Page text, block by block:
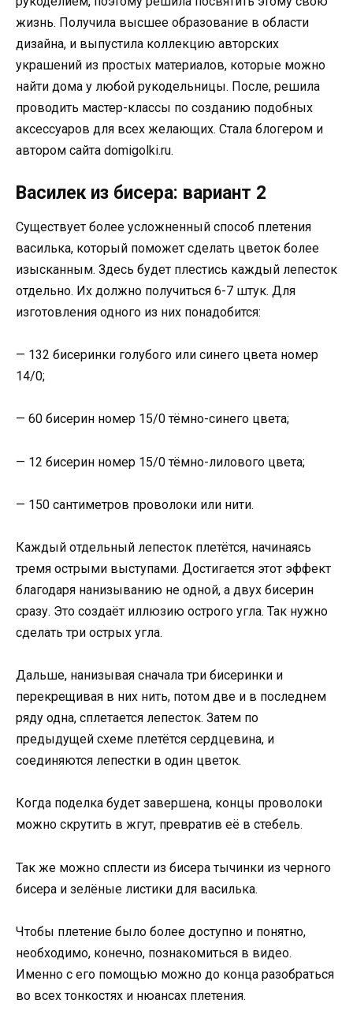
жизнь. Получила высшее образование в области
дизайна, и выпустила коллекцию авторских
украшений из простых материалов, которые можно
найти дома у любой рукодельницы. После, решила
проводить мастер-классы по созданию подобных
аксессуаров для всех желающих. Стала блогером и
автором сайта domigolki.ru.
Василек из бисера: вариант 2
Существует более усложненный способ плетения
василька, который поможет сделать цветок более
изысканным. Здесь будет плестись каждый лепесток
отдельно. Их должно получиться 6-7 штук. Для
изготовления одного из них понадобится:
— 132 бисеринки голубого или синего цвета номер
14/0;
— 60 бисерин номер 15/0 тёмно-синего цвета;
— 12 бисерин номер 15/0 тёмно-лилового цвета;
— 150 сантиметров проволоки или нити.
Каждый отдельный лепесток плетётся, начинаясь
тремя острыми выступами. Достигается этот эффект
благодаря нанизыванию не одной, а двух бисерин
сразу. Это создаёт иллюзию острого угла. Так нужно
сделать три острых угла.
Дальше, нанизывая сначала три бисеринки и
перекрещивая в них нить, потом две и в последнем
ряду одна, сплетается лепесток. Затем по
предыдущей схеме плетётся сердцевина, и
соединяются лепестки в один цветок.
Когда поделка будет завершена, концы проволоки
можно скрутить в жгут, превратив её в стебель.
Так же можно сплести из бисера тычинки из черного
бисера и зелёные листики для василька.
Чтобы плетение было более доступно и понятно,
необходимо, конечно, познакомиться в видео.
Именно с его помощью можно до конца разобраться
во всех тонкостях и нюансах плетения.